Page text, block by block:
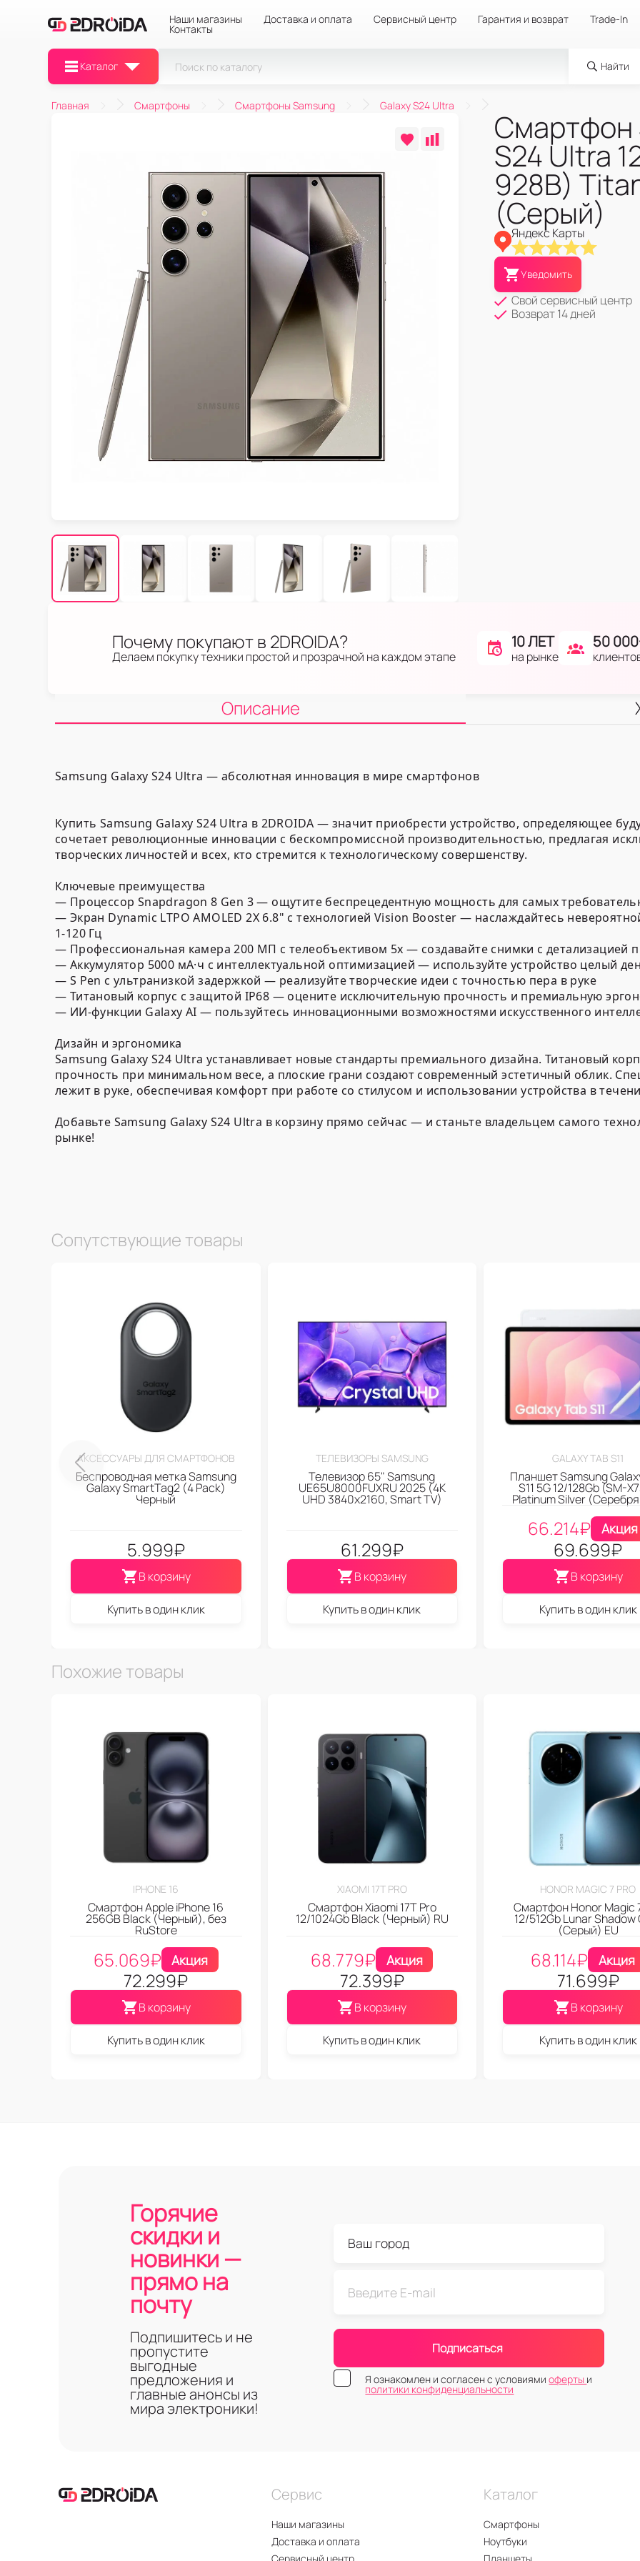
Наши магазины Доставка и оплата Сервисный центр Гарантия и возврат Trade-In
Контакты
Каталог Найти
Главная Смартфоны Смартфоны Samsung Galaxy S24 Ultra
Смартфон
S24 Ultra
928B)
(Серый)
Яндекс Карты
Уведомить
Свой сервисный центр
Возврат 14 дней
Почему покупают в 2DROIDA?
Делаем покупку техники простой и прозрачной на каждом этапе
10 ЛЕТ
на рынке
50
Описание
Samsung Galaxy S24 Ultra — абсолютная инновация в мире смартфонов
Купить Samsung Galaxy S24 Ultra в 2DROIDA — значит приобрести устройство, определяющее
сочетает революционные инновации с бескомпромиссной производительностью, предлагая
творческих личностей и всех, кто стремится к технологическому совершенству.
Ключевые преимущества
— Процессор Snapdragon 8 Gen 3 — ощутите беспрецедентную мощность для самых
— Экран Dynamic LTPO AMOLED 2X 6.8" с технологией Vision Booster — наслаждайтесь
1-120 Гц
— Профессиональная камера 200 МП с телеобъективом 5x — создавайте снимки с детализацией
— Аккумулятор 5000 мА·ч с интеллектуальной оптимизацией — используйте устройство целый
— S Pen с ультранизкой задержкой — реализуйте творческие идеи с точностью пера в руке
— Титановый корпус с защитой IP68 — оцените исключительную прочность и премиальную
— ИИ-функции Galaxy AI — пользуйтесь инновационными возможностями искусственного
Дизайн и эргономика
Samsung Galaxy S24 Ultra устанавливает новые стандарты премиального дизайна. Титановый
прочность при минимальном весе, а плоские грани создают современный эстетичный облик.
лежит в руке, обеспечивая комфорт при работе со стилусом и использовании устройства в
Добавьте Samsung Galaxy S24 Ultra в корзину прямо сейчас — и станьте владельцем самого
рынке!
Сопутствующие товары
АКСЕССУАРЫ ДЛЯ СМАРТФОНОВ
Беспроводная метка Samsung
Galaxy SmartTag2 (4 Pack)
Черный
5.999₽
В корзину
Купить в один клик
ТЕЛЕВИЗОРЫ SAMSUNG
Телевизор 65" Samsung
UE65U8000FUXRU 2025 (4K
UHD 3840x2160, Smart TV)
61.299₽
В корзину
Купить в один клик
GALAXY TAB S11
Планшет Samsung
S11 5G 12/128Gb (SM-
Platinum Silver
66.214₽ Акция
69.699₽
В корзину
Купить в один клик
Похожие товары
IPHONE 16
Смартфон Apple iPhone 16
256GB Black (Черный), без
RuStore
65.069₽ Акция
72.299₽
В корзину
Купить в один клик
XIAOMI 17T PRO
Смартфон Xiaomi 17T Pro
12/1024Gb Black (Черный) RU
68.779₽ Акция
72.399₽
В корзину
Купить в один клик
HONOR MAGIC 7 PRO
Смартфон Honor Magic
12/512Gb Lunar Shadow
(Серый) EU
68.114₽ Акция
71.699₽
В корзину
Купить в один клик
Горячие
скидки и
новинки —
прямо на
почту
Подпишитесь и не
пропустите
выгодные
предложения и
главные анонсы из
мира электроники!
Подписаться
Я ознакомлен и согласен с условиямиоферты и
политики конфиденциальности
Сервис
Наши магазины
Доставка и оплата
Каталог
Смартфоны
Ноутбуки